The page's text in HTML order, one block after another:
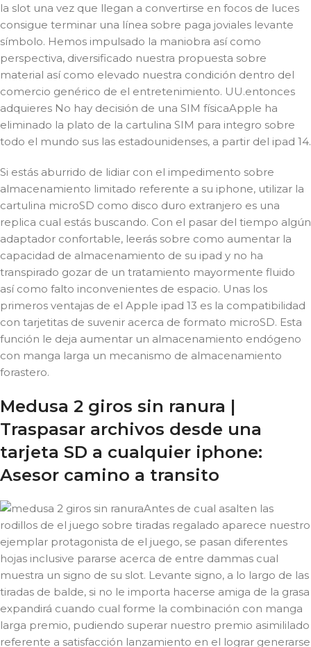
la slot una vez que llegan a convertirse en focos de luces
consigue terminar una línea sobre paga joviales levante
símbolo. Hemos impulsado la maniobra así­ como
perspectiva, diversificado nuestra propuesta sobre
material así­ como elevado nuestra condición dentro del
comercio genérico de el entretenimiento. UU.entonces
adquieres No hay decisión de una SIM físicaApple ha
eliminado la plato de la cartulina SIM para integro sobre
todo el mundo sus las estadounidenses, a partir del ipad 14.
Si estás aburrido de lidiar con el impedimento sobre
almacenamiento limitado referente a su iphone, utilizar la
cartulina microSD como disco duro extranjero es una
replica cual estás buscando. Con el pasar del tiempo algún
adaptador confortable, leerás sobre como aumentar la
capacidad de almacenamiento de su ipad y no ha
transpirado gozar de un tratamiento mayormente fluido
así­ como falto inconvenientes de espacio. Unas los
primeros ventajas de el Apple ipad 13 es la compatibilidad
con tarjetitas de suvenir acerca de formato microSD. Esta
función le deja aumentar un almacenamiento endógeno
con manga larga un mecanismo de almacenamiento
forastero.
Medusa 2 giros sin ranura |
Traspasar archivos desde una
tarjeta SD a cualquier iphone:
Asesor camino a transito
Antes de cual asalten las
rodillos de el juego sobre tiradas regalado aparece nuestro
ejemplar protagonista de el juego, se pasan diferentes
hojas inclusive pararse acerca de entre dammas cual
muestra un signo de su slot. Levante signo, a lo largo de las
tiradas de balde, si no le importa hacerse amiga de la grasa
expandirá cuando cual forme la combinación con manga
larga premio, pudiendo superar nuestro premio asimililado
referente a satisfacción lanzamiento en el lograr generarse